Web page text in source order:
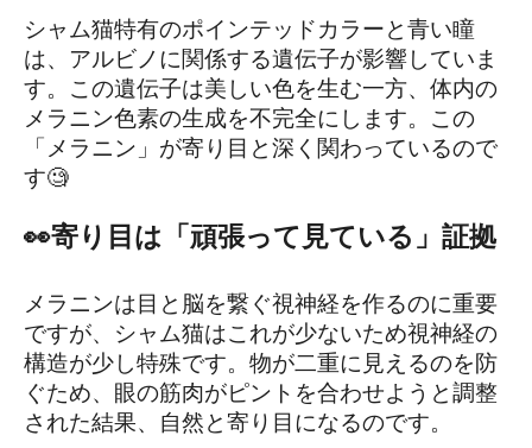
シャム猫特有のポインテッドカラーと青い瞳
は、アルビノに関係する遺伝子が影響していま
す。この遺伝子は美しい色を生む一方、体内の
メラニン色素の生成を不完全にします。この
「メラニン」が寄り目と深く関わっているので
す🧐
👀寄り目は「頑張って見ている」証拠
メラニンは目と脳を繋ぐ視神経を作るのに重要
ですが、シャム猫はこれが少ないため視神経の
構造が少し特殊です。物が二重に見えるのを防
ぐため、眼の筋肉がピントを合わせようと調整
された結果、自然と寄り目になるのです。